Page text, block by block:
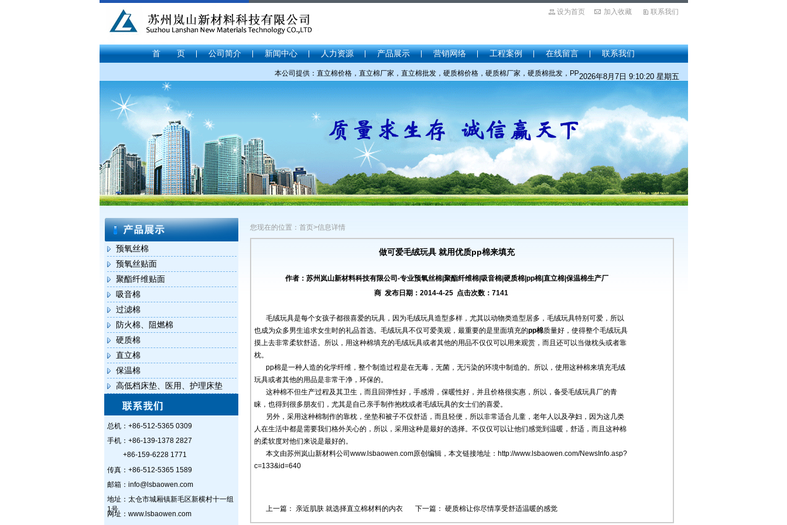
设为首页 加入收藏 联系我们
首 页 公司简介 新闻中心 人力资源 产品展示 营销网络 工程案例 在线留言 联系我们
本公司提供：直立棉价格，直立棉厂家，直立棉批发，硬质棉价格，硬质棉厂家，硬质棉批发，PP棉价格，PP棉厂家，PP棉价格，针刺棉价格，针刺棉厂家，针刺
2026年8月7日 9:10:20 星期五
预氧丝棉
预氧丝贴面
聚酯纤维贴面
吸音棉
过滤棉
防火棉、阻燃棉
硬质棉
直立棉
保温棉
高低档床垫、医用、护理床垫
总机：+86-512-5365 0309
手机：+86-139-1378 2827
+86-159-6228 1771
传真：+86-512-5365 1589
邮箱：info@lsbaowen.com
地址：太仓市城厢镇新毛区新横村十一组
1号
网址：www.lsbaowen.com
您现在的位置：首页>信息详情
做可爱毛绒玩具 就用优质pp棉来填充
作者：苏州岚山新材料科技有限公司-专业预氧丝棉|聚酯纤维棉|吸音棉|硬质棉|pp棉|直立棉|保温棉生产厂
商 发布日期：2014-4-25 点击次数：7141
毛绒玩具是每个女孩子都很喜爱的玩具，因为毛绒玩具造型多样，尤其以动物类造型居多，毛绒玩具特别可爱，所以
也成为众多男生追求女生时的礼品首选。毛绒玩具不仅可爱美观，最重要的是里面填充的pp棉质量好，使得整个毛绒玩具
摸上去非常柔软舒适。所以，用这种棉填充的毛绒玩具或者其他的用品不仅仅可以用来观赏，而且还可以当做枕头或者靠
枕。
pp棉是一种人造的化学纤维，整个制造过程是在无毒，无菌，无污染的环境中制造的。所以，使用这种棉来填充毛绒
玩具或者其他的用品是非常干净，环保的。
这种棉不但生产过程及其卫生，而且回弹性好，手感滑，保暖性好，并且价格很实惠，所以，备受毛绒玩具厂的青
睐，也得到很多朋友们，尤其是自己亲手制作抱枕或者毛绒玩具的女士们的喜爱。
另外，采用这种棉制作的靠枕，坐垫和被子不仅舒适，而且轻便，所以非常适合儿童，老年人以及孕妇，因为这几类
人在生活中都是需要我们格外关心的，所以，采用这种是最好的选择。不仅仅可以让他们感觉到温暖，舒适，而且这种棉
的柔软度对他们来说是最好的。
本文由苏州岚山新材料公司 www.lsbaowen.com原创编辑，本文链接地址： http://www.lsbaowen.com/NewsInfo.asp?
c=133&id=640
上一篇： 亲近肌肤 就选择直立棉材料的内衣下一篇： 硬质棉让你尽情享受舒适温暖的感觉